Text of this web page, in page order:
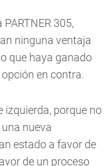
305,
ninguna ventaja
que haya ganado
en contra.
izquierda, porque no
nueva
estado a favor de
de un proceso